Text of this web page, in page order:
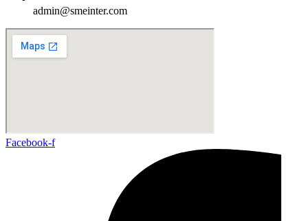
admin@smeinter.com
Facebook-f